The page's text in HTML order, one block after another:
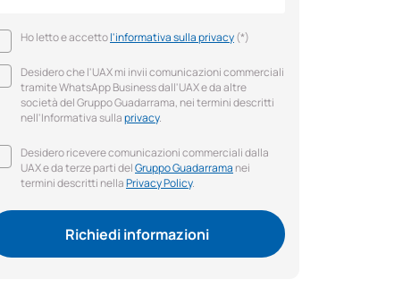
Ho letto e accettol'informativa sulla privacy(*)
Desidero che l'UAX mi invii comunicazioni commerciali
tramite WhatsApp Business dall'UAX e da altre
società del Gruppo Guadarrama, nei termini descritti
nell'Informativa sullaprivacy.
Desidero ricevere comunicazioni commerciali dalla
UAX e da terze parti delGruppo Guadarrama nei
termini descritti nellaPrivacy Policy.
Richiedi informazioni